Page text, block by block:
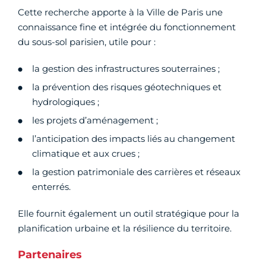
Cette recherche apporte à la Ville de Paris une
connaissance fine et intégrée du fonctionnement
du sous-sol parisien, utile pour :
la gestion des infrastructures souterraines ;
la prévention des risques géotechniques et
hydrologiques ;
les projets d’aménagement ;
l’anticipation des impacts liés au changement
climatique et aux crues ;
la gestion patrimoniale des carrières et réseaux
enterrés.
Elle fournit également un outil stratégique pour la
planification urbaine et la résilience du territoire.
Partenaires